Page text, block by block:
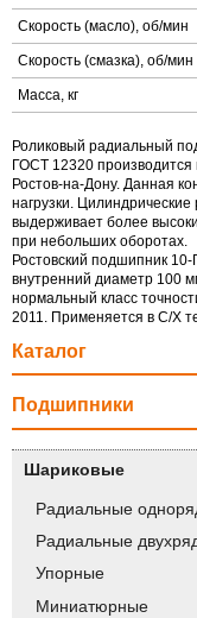
Скорость (масло), об/мин
Скорость (смазка), об/мин
Масса, кг
Роликовый радиальный
ГОСТ 12320
Ростов-на-Дону. Данная
нагрузки.
выдерживает более
при небольших оборотах.
Ростовский подшипник
внутренний диаметр 100
нормальный класс
2011. Применяется в С/Х
Каталог
Подшипники
Шариковые
Радиальные
Радиальные
Упорные
Миниатюрные